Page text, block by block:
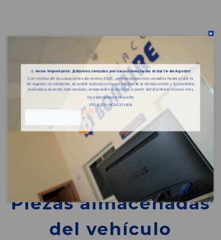
Piezas almacenadas
del vehículo
⚠️ Aviso importante: ¡Estamos cerrados por vacaciones hasta el día 14 de Agosto!
Con motivo de las vacaciones de verano 2026 , permaneceremos cerrados hasta el día 14
de Agosto, no obstante, se podrá realizar compras mediante la tienda online y los pedidos
realizados durante este periodo, empezarán a recibirse a partir del día 18 del mismo mes.
Os esperamos a la vuelta
¡FELICES VACACIONES!